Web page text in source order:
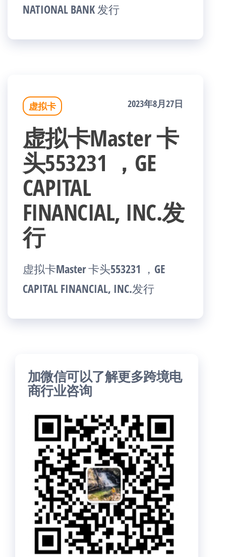
NATIONAL BANK 发行
虚拟卡 2023年8月27日
虚拟卡Master 卡
头553231 ，GE
CAPITAL
FINANCIAL, INC.发
行
虚拟卡Master 卡头553231 ，GE
CAPITAL FINANCIAL, INC.发行
加微信可以了解更多跨境电
商行业咨询